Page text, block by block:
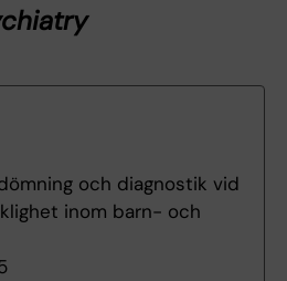
och diagnostik vid
inom barn- och